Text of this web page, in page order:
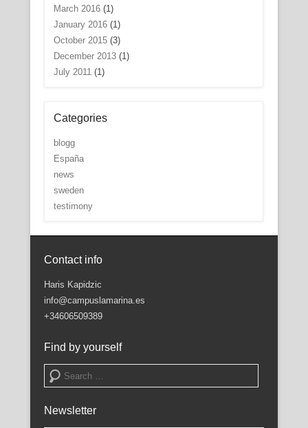
March 2016(1)
January 2016(1)
October 2015(3)
December 2013(1)
July 2011(1)
Categories
blogg
España
news
sweden
testimony
Contact info
Haris Kapidzic
info@campuslamarina.es
+34606509389
Find by yourself
Search
Newsletter